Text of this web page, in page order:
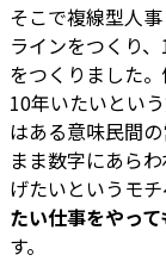
そこで複線型人
ラインをつくり
をつくりました
10年いたいとい
はある意味民間
まま数字にあら
げたいというモ
たい仕事をやっ
す。